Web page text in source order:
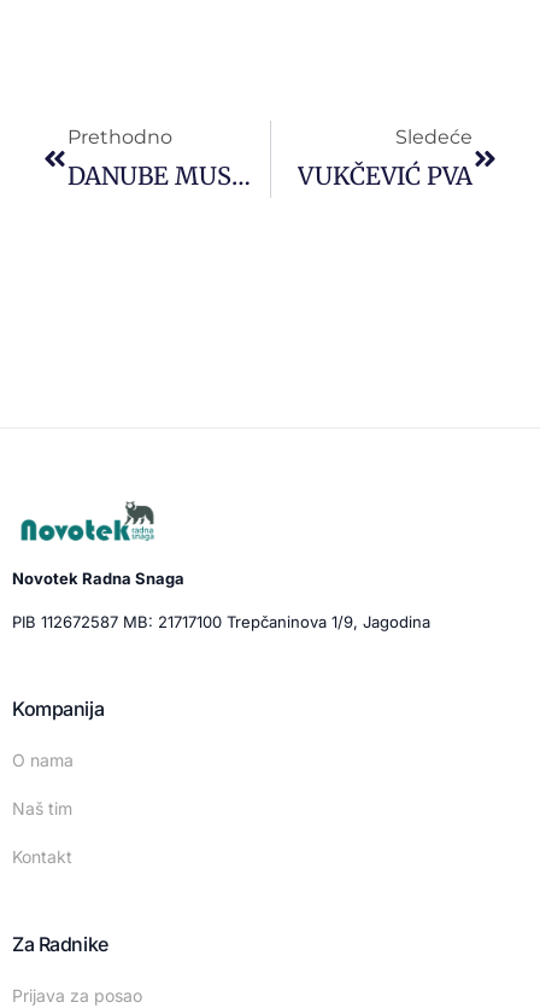
Prethodno
DANUBE MUSHROOMS
Sledeće
VUKČEVIĆ PVA
Novotek Radna Snaga
PIB 112672587 MB: 21717100 Trepčaninova 1/9, Jagodina
Kompanija
O nama
Naš tim
Kontakt
Za Radnike
Prijava za posao